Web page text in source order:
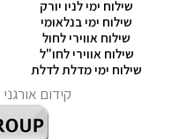
שילוח ימי לניו יורק
שילוח ימי בנלאומי
שילוח אווירי לחול
שילוח אווירי לחו"ל
שילוח ימי מדלת לדלת
קידום אורגני